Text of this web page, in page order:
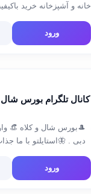
خانه و آشپزخانه خرید
نقاط کشور 🚛 ارسال به
رایگان خرید
ورود
کانال تلگرام بورس
🎩بورس شال و کلاه 👒
دبی . 🦋استایلتو با ما
🔸فروش فقط به صورت
سراسر
ورود